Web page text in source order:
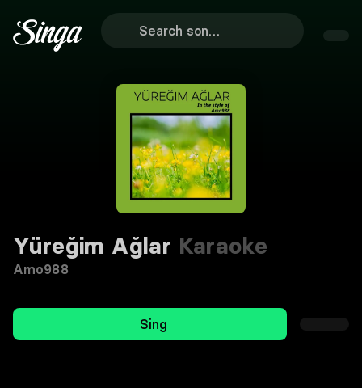
Yüreğim Ağlar Karaoke
Amo988
Sing